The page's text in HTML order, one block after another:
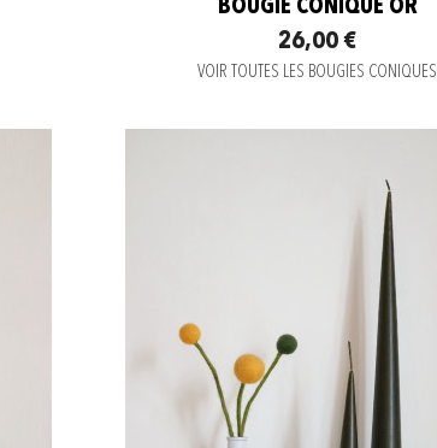
BOUGIE CONIQUE OR
26,00 €
VOIR TOUTES LES BOUGIES CONIQUES